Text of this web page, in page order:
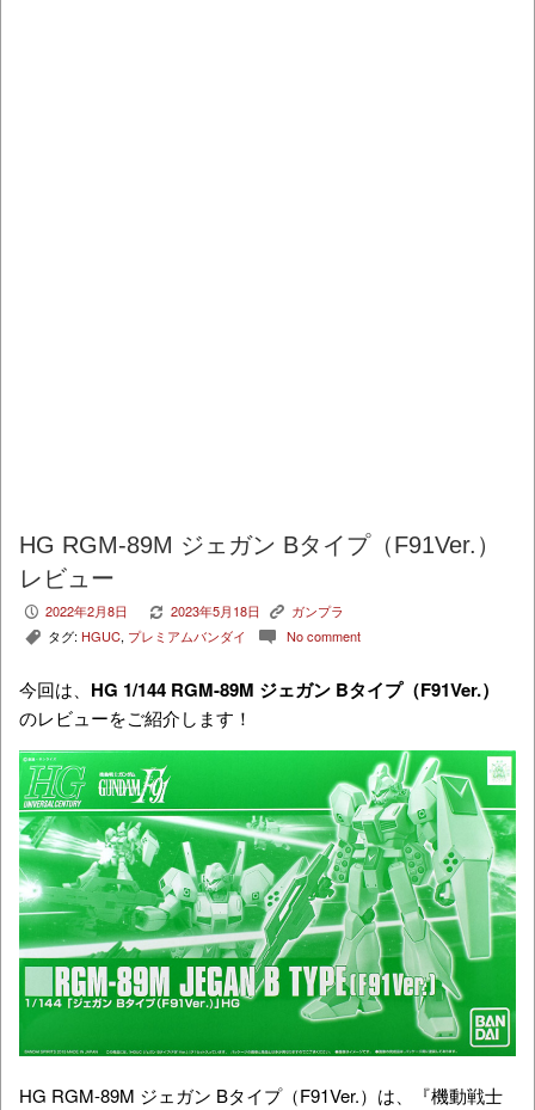
HG RGM-89M ジェガン Bタイプ（F91Ver.）
レビュー
P 2022年2月8日 V 2023年5月18日 K ガンプラ
, タグ: HGUC, プレミアムバンダイ c No comment
今回は、 HG 1/144 RGM-89M ジェガン Bタイプ（F91Ver.）
のレビューをご紹介します！
HG RGM-89M ジェガン Bタイプ（F91Ver.）は、『機動戦士